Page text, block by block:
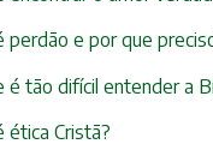
perdão e por que
é tão difícil entender a
ética Cristã?